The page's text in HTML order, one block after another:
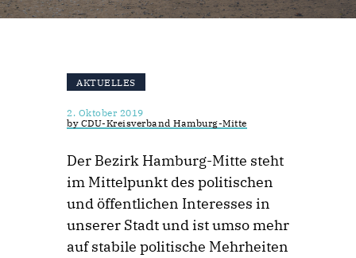
AKTUELLES
2. Oktober 2019
by CDU-Kreisverband Hamburg-Mitte
Der Bezirk Hamburg-Mitte steht
im Mittelpunkt des politischen
und öffentlichen Interesses in
unserer Stadt und ist umso mehr
auf stabile politische Mehrheiten